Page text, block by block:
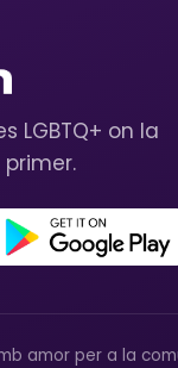
LGBTQ+ on la
amor per a la